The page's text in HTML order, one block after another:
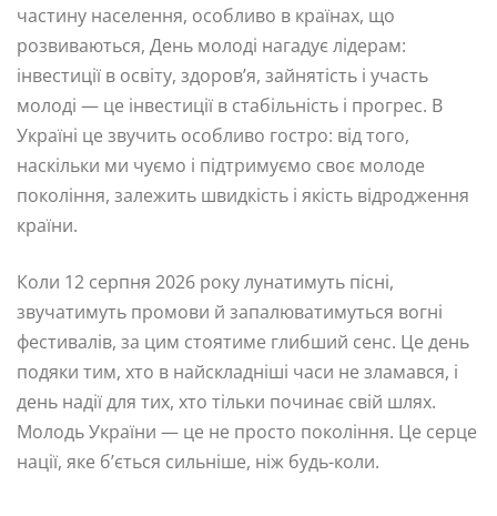
частину населення, особливо в країнах, що
розвиваються, День молоді нагадує лідерам:
інвестиції в освіту, здоров’я, зайнятість і участь
молоді — це інвестиції в стабільність і прогрес. В
Україні це звучить особливо гостро: від того,
наскільки ми чуємо і підтримуємо своє молоде
покоління, залежить швидкість і якість відродження
країни.
Коли 12 серпня 2026 року лунатимуть пісні,
звучатимуть промови й запалюватимуться вогні
фестивалів, за цим стоятиме глибший сенс. Це день
подяки тим, хто в найскладніші часи не зламався, і
день надії для тих, хто тільки починає свій шлях.
Молодь України — це не просто покоління. Це серце
нації, яке б’ється сильніше, ніж будь-коли.